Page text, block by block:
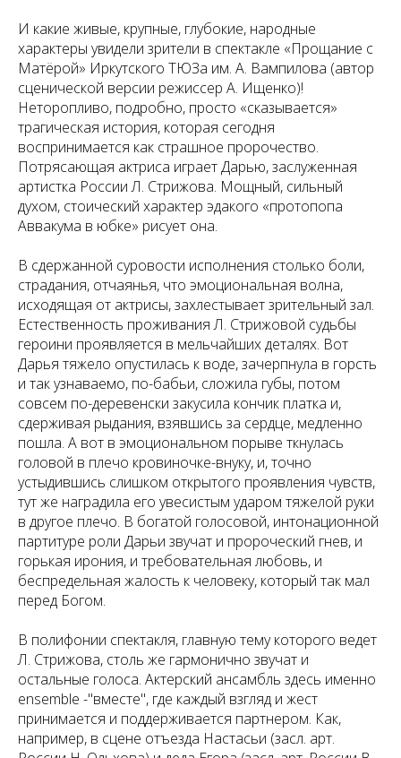
И какие живые, крупные, глубокие, народные
характеры увидели зрители в спектакле «Прощание с
Матёрой» Иркутского ТЮЗа им. А. Вампилова (автор
сценической версии режиссер А. Ищенко)!
Неторопливо, подробно, просто «сказывается»
трагическая история, которая сегодня
воспринимается как страшное пророчество.
Потрясающая актриса играет Дарью, заслуженная
артистка России Л. Стрижова. Мощный, сильный
духом, стоический характер эдакого «протопопа
Аввакума в юбке» рисует она.
В сдержанной суровости исполнения столько боли,
страдания, отчаянья, что эмоциональная волна,
исходящая от актрисы, захлестывает зрительный зал.
Естественность проживания Л. Стрижовой судьбы
героини проявляется в мельчайших деталях. Вот
Дарья тяжело опустилась к воде, зачерпнула в горсть
и так узнаваемо, по-бабьи, сложила губы, потом
совсем по-деревенски закусила кончик платка и,
сдерживая рыдания, взявшись за сердце, медленно
пошла. А вот в эмоциональном порыве ткнулась
головой в плечо кровиночке-внуку, и, точно
устыдившись слишком открытого проявления чувств,
тут же наградила его увесистым ударом тяжелой руки
в другое плечо. В богатой голосовой, интонационной
партитуре роли Дарьи звучат и пророческий гнев, и
горькая ирония, и требовательная любовь, и
беспредельная жалость к человеку, который так мал
перед Богом.
В полифонии спектакля, главную тему которого ведет
Л. Стрижова, столь же гармонично звучат и
остальные голоса. Актерский ансамбль здесь именно
ensemble -"вместе", где каждый взгляд и жест
принимается и поддерживается партнером. Как,
например, в сцене отъезда Настасьи (засл. арт.